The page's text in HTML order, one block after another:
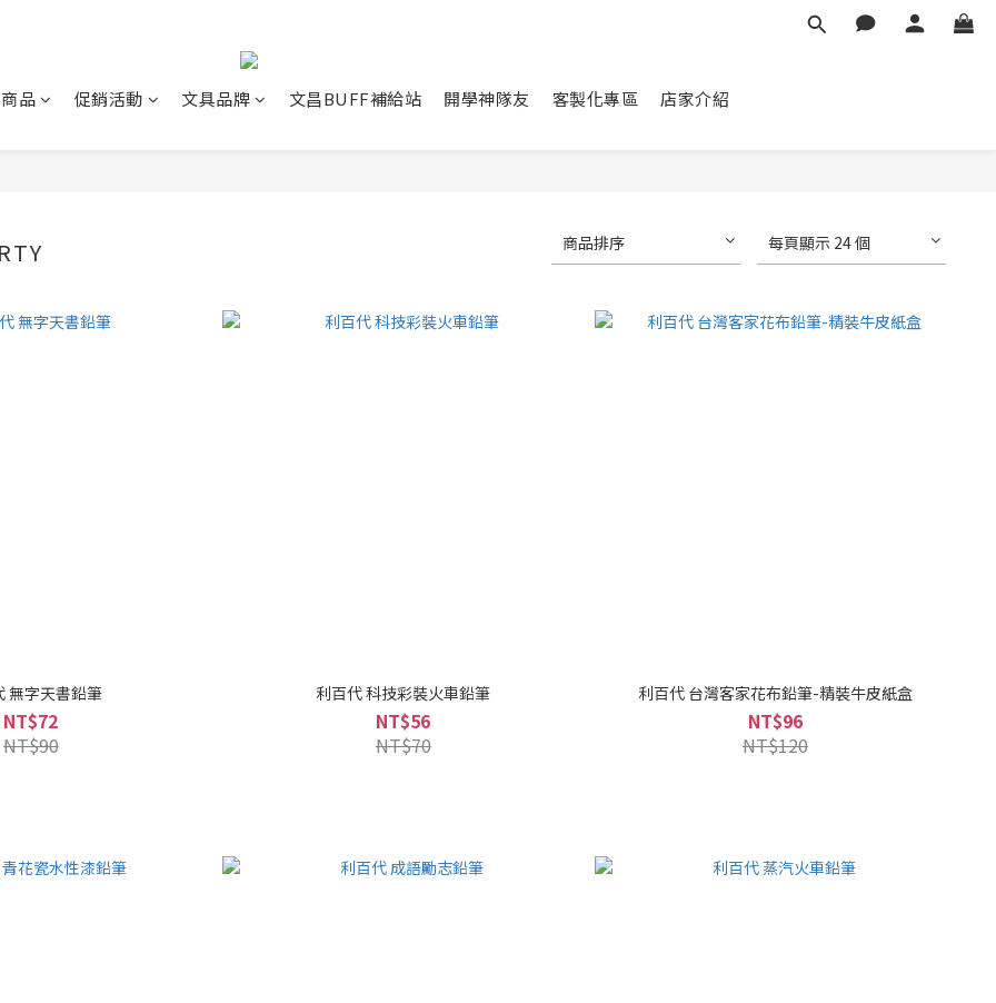
品 促銷活動 文具品牌 文昌BUFF補給站 開學神隊友 客製化專區 店家介紹
商品排序 每頁顯示 24 個
無字天書鉛筆
NT$72
NT$90
利百代 科技彩裝火車鉛筆
NT$56
NT$70
利百代 台灣客家花布鉛筆-精裝牛皮紙盒
NT$96
NT$120